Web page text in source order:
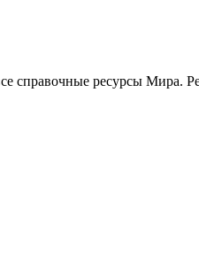
справочные ресурсы Мира.